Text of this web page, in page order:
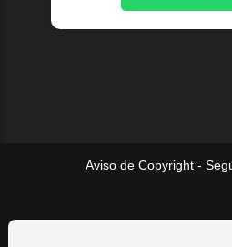
Aviso de Copyright -